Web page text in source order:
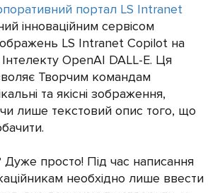
портал LS Intranet
інноваційним сервісом
LS Intranet Copilot на
OpenAI DALL-E. Ця
Творчим командам
та якісні зображення,
лише текстовий опис того, що
просто! Під час написання
необхідно лише ввести